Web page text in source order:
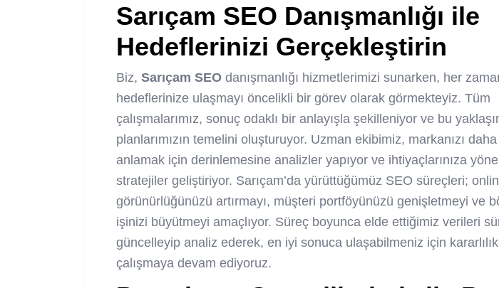
Sarıçam SEO Danışmanlığı ile
Hedeflerinizi Gerçekleştirin
Biz, Sarıçam SEO danışmanlığı hizmetlerimizi sunarken, her
hedeflerinize ulaşmayı öncelikli bir görev olarak görmekteyiz. Tüm
çalışmalarımız, sonuç odaklı bir anlayışla şekilleniyor ve bu
planlarımızın temelini oluşturuyor. Uzman ekibimiz, markanızı
anlamak için derinlemesine analizler yapıyor ve ihtiyaçlarınıza
stratejiler geliştiriyor. Sarıçam’da yürüttüğümüz SEO süreçleri;
görünürlüğünüzü artırmayı, müşteri portföyünüzü genişletmeyi ve
işinizi büyütmeyi amaçlıyor. Süreç boyunca elde ettiğimiz verileri
güncelleyip analiz ederek, en iyi sonuca ulaşabilmeniz için
çalışmaya devam ediyoruz.